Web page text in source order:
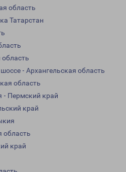
область
Татарстан
область
- Архангельская область
область
- Пермский край
край
край